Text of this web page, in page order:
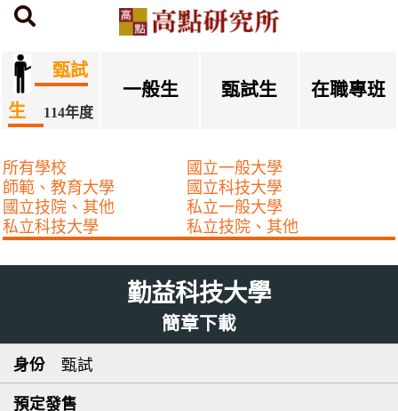
首頁 研究所簡章下載
甄試
生 114年度
一般生 甄試生 在職專班
所有學校
國立一般大學
師範、教育大學
國立科技大學
國立技院、其他
私立一般大學
私立科技大學
私立技院、其他
勤益科技大學
簡章下載
甄試